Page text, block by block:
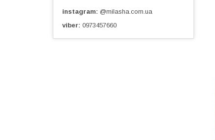
instagram @milasha.com.ua
viber 0973457660